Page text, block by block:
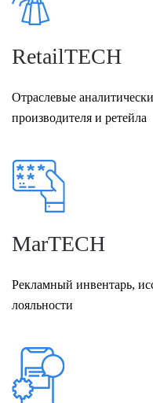
RetailTECH
Отраслевые
производителя и ретейла
MarTECH
Рекламный инвентарь,
лояльности